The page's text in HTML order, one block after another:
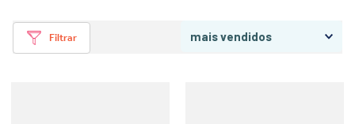
Filtrar mais vendidos